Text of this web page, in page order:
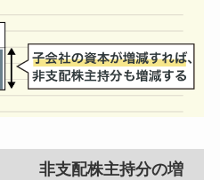
非支配株主持分の増